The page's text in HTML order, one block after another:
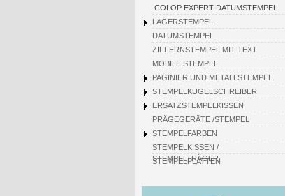
COLOP EXPERT DATUMSTEMPEL
LAGERSTEMPEL
DATUMSTEMPEL
ZIFFERNSTEMPEL MIT TEXT
MOBILE STEMPEL
PAGINIER UND METALLSTEMPEL
STEMPELKUGELSCHREIBER
ERSATZSTEMPELKISSEN
PRÄGEGERÄTE /STEMPEL
STEMPELFARBEN
STEMPELKISSEN /
STEMPELTRÄGER
STEMPELPLATTEN